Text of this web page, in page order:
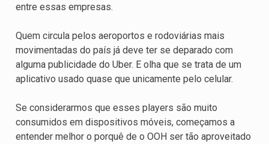
entre essas empresas.
Quem circula pelos aeroportos e rodoviárias mais
movimentadas do país já deve ter se deparado com
alguma publicidade do Uber. E olha que se trata de um
aplicativo usado quase que unicamente pelo celular.
Se considerarmos que esses players são muito
consumidos em dispositivos móveis, começamos a
entender melhor o porquê de o OOH ser tão aproveitado